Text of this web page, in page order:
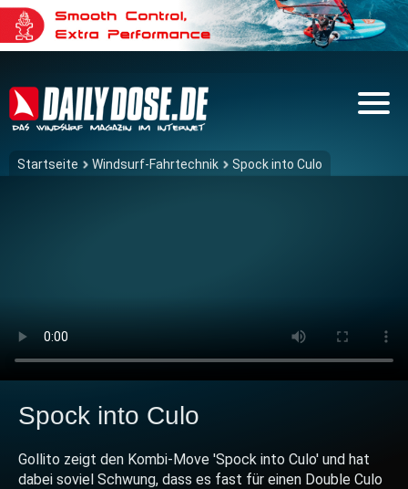
Startseite Windsurf-Fahrtechnik Spock into Culo
Spock into Culo
Gollito zeigt den Kombi-Move 'Spock into Culo' und hat
dabei soviel Schwung, dass es fast für einen Double Culo